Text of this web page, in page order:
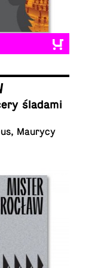
śladami
Maurycy